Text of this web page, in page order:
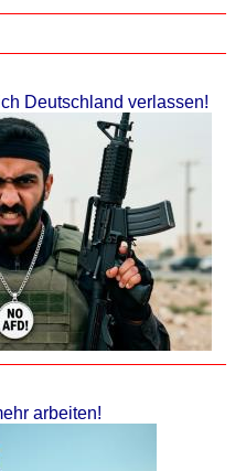
Deutschland verlassen!
arbeiten!